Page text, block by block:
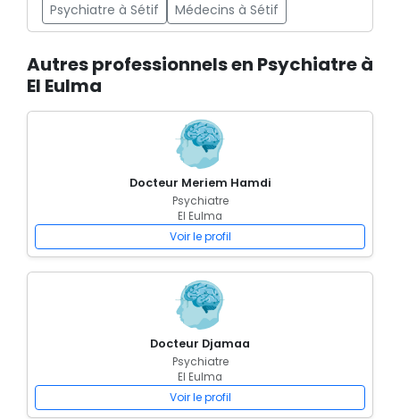
Psychiatre à Sétif Médecins à Sétif
Autres professionnels en Psychiatre à
El Eulma
Docteur Meriem Hamdi
Psychiatre
El Eulma
Voir le profil
Docteur Djamaa
Psychiatre
El Eulma
Voir le profil